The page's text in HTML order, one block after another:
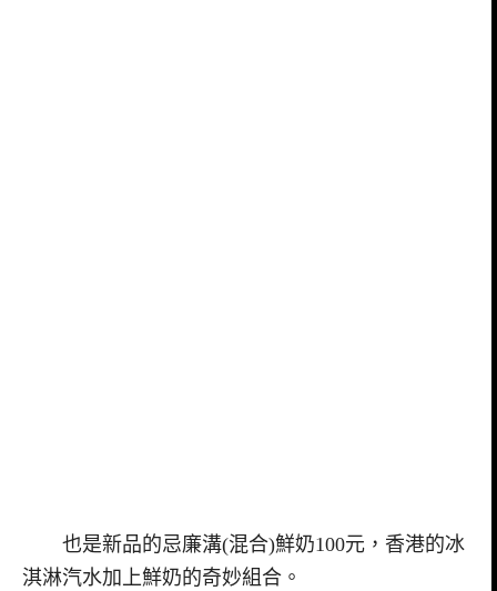
也是新品的忌廉溝(混合)鮮奶100元，香港的冰
淇淋汽水加上鮮奶的奇妙組合。